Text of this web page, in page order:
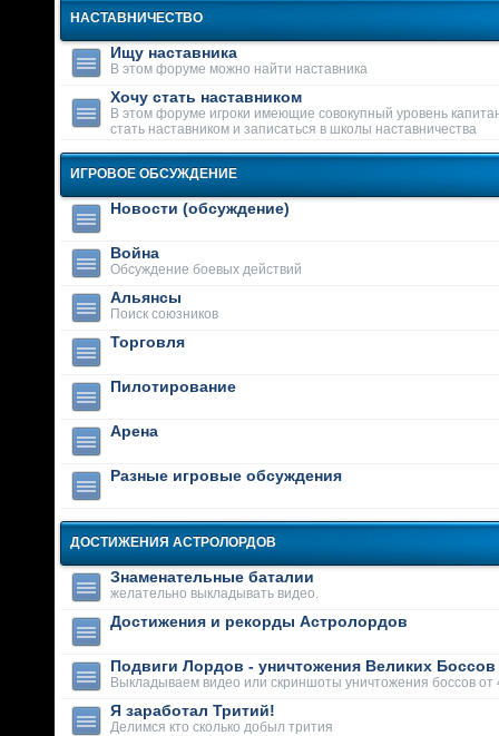
НАСТАВНИЧЕСТВО
Ищу наставника
В этом форуме можно найти наставника
Хочу стать наставником
В этом форуме игроки имеющие совокупный уровень
стать наставником и записаться в школы наставничества
ИГРОВОЕ ОБСУЖДЕНИЕ
Новости (обсуждение)
Война
Обсуждение боевых действий
Альянсы
Поиск союзников
Торговля
Пилотирование
Арена
Разные игровые обсуждения
ДОСТИЖЕНИЯ АСТРОЛОРДОВ
Знаменательные баталии
желательно выкладывать видео.
Достижения и рекорды Астролордов
Подвиги Лордов - уничтожения Великих Боссов
Выкладываем видео или скриншоты уничтожения боссов от
Я заработал Тритий!
Делимся кто сколько добыл трития